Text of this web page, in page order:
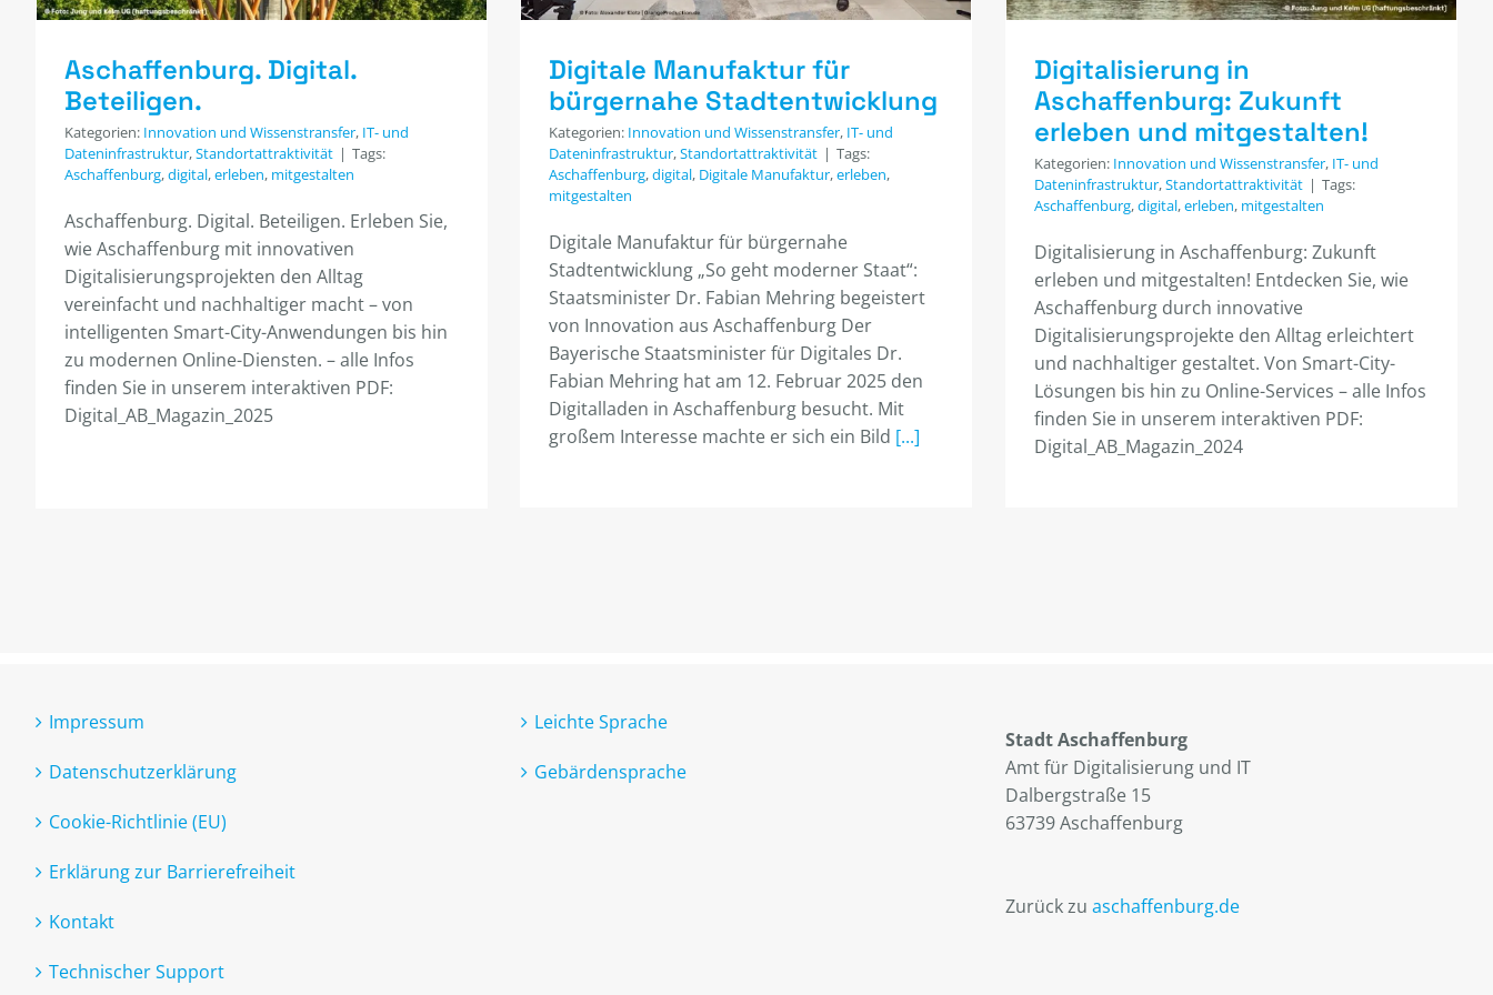
Aschaffenburg. Digital.
Beteiligen.
Kategorien: Innovation und Wissenstransfer, IT- und
Dateninfrastruktur,Standortattraktivität | Tags:
Aschaffenburg,digital,erleben, mitgestalten
Aschaffenburg. Digital. Beteiligen. Erleben Sie,
wie Aschaffenburg mit innovativen
Digitalisierungsprojekten den Alltag
vereinfacht und nachhaltiger macht – von
intelligenten Smart-City-Anwendungen bis hin
zu modernen Online-Diensten. – alle Infos
finden Sie in unserem interaktiven PDF:
Digital_AB_Magazin_2025
Digitale Manufaktur für
bürgernahe Stadtentwicklung
Kategorien: Innovation und Wissenstransfer, IT- und
Dateninfrastruktur,Standortattraktivität | Tags:
Aschaffenburg,digital, Digitale Manufaktur,erleben,
mitgestalten
Digitale Manufaktur für bürgernahe
Stadtentwicklung „So geht moderner Staat“:
Staatsminister Dr. Fabian Mehring begeistert
von Innovation aus Aschaffenburg Der
Bayerische Staatsminister für Digitales Dr.
Fabian Mehring hat am 12. Februar 2025 den
Digitalladen in Aschaffenburg besucht. Mit
großem Interesse machte er sich ein Bild [...]
Digitalisierung in
Aschaffenburg: Zukunft
erleben und mitgestalten!
Kategorien: Innovation und Wissenstransfer, IT- und
Dateninfrastruktur,Standortattraktivität | Tags:
Aschaffenburg,digital,erleben, mitgestalten
Digitalisierung in Aschaffenburg: Zukunft
erleben und mitgestalten! Entdecken Sie, wie
Aschaffenburg durch innovative
Digitalisierungsprojekte den Alltag erleichtert
und nachhaltiger gestaltet. Von Smart-City-
Lösungen bis hin zu Online-Services – alle Infos
finden Sie in unserem interaktiven PDF:
Digital_AB_Magazin_2024
Impressum
Datenschutzerklärung
Cookie-Richtlinie (EU)
Erklärung zur Barrierefreiheit
Kontakt
Technischer Support
Leichte Sprache
Gebärdensprache
Stadt Aschaffenburg
Amt für Digitalisierung und IT
Dalbergstraße 15
63739 Aschaffenburg
Zurück zuaschaffenburg.de